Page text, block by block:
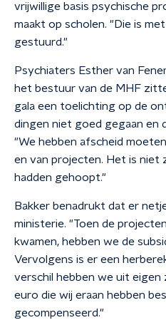
vrijwillige basis psychische
maakt op scholen. "Die is
gestuurd."
Psychiaters Esther van
het bestuur van de MHF
gala een toelichting op de
dingen niet goed gegaan en
"We hebben afscheid
en van projecten. Het is niet
hadden gehoopt."
Bakker benadrukt dat er
ministerie. "Toen de
kwamen, hebben we de
Vervolgens is er een
verschil hebben we uit eigen
euro die wij eraan hebben
gecompenseerd."